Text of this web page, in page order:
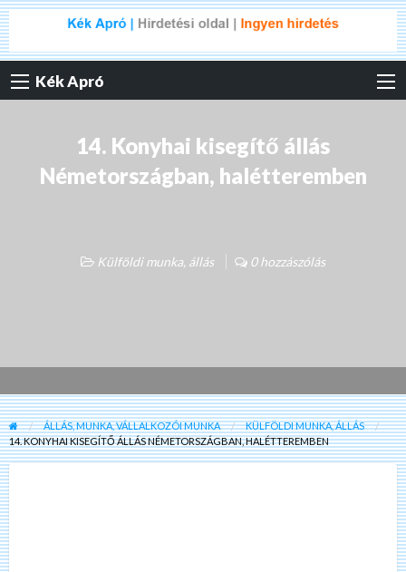
Kék Apró
14. Konyhai kisegítő állás
Németországban, halétteremben
Külföldi munka, állás 0 hozzászólás
ÁLLÁS, MUNKA, VÁLLALKOZÓI MUNKA
KÜLFÖLDI MUNKA, ÁLLÁS
14. KONYHAI KISEGÍTŐ ÁLLÁS NÉMETORSZÁGBAN, HALÉTTEREMBEN